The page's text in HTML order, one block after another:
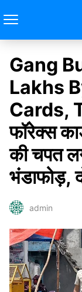
Gang
Lakhs
Cards,
फॉरेक्स
की चपत
भंडाफोड़,
admin